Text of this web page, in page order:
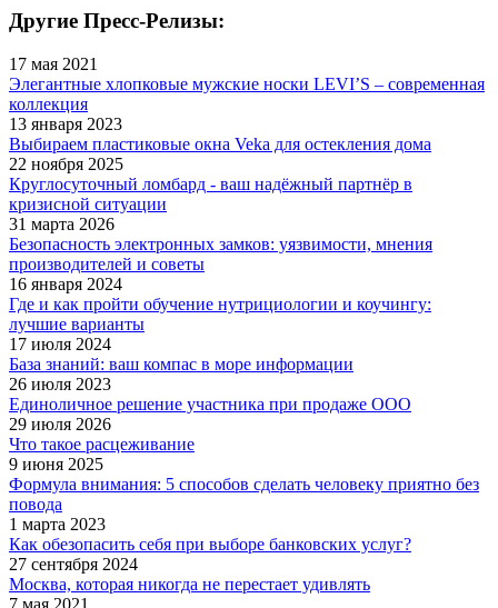
Другие Пресс-Релизы:
17 мая 2021
Элегантные хлопковые мужские носки LEVI’S – современная
коллекция
13 января 2023
Выбираем пластиковые окна Veka для остекления дома
22 ноября 2025
Круглосуточный ломбард - ваш надёжный партнёр в
кризисной ситуации
31 марта 2026
Безопасность электронных замков: уязвимости, мнения
производителей и советы
16 января 2024
Где и как пройти обучение нутрициологии и коучингу:
лучшие варианты
17 июля 2024
База знаний: ваш компас в море информации
26 июля 2023
Единоличное решение участника при продаже ООО
29 июля 2026
Что такое расцеживание
9 июня 2025
Формула внимания: 5 способов сделать человеку приятно без
повода
1 марта 2023
Как обезопасить себя при выборе банковских услуг?
27 сентября 2024
Москва, которая никогда не перестает удивлять
7 мая 2021